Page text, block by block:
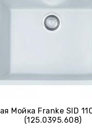
Мойка Franke SID
(125.0395.608)